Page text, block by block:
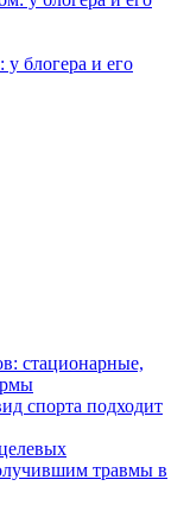
блогера и его
стационарные,
спорта подходит
травмы в